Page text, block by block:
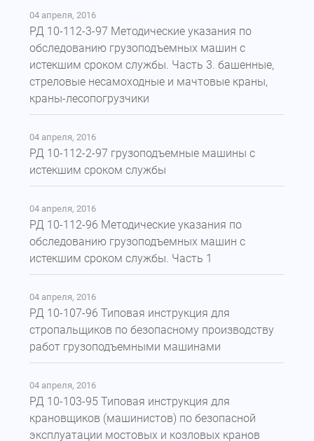
04 апреля, 2016
РД 10-112-3-97 Методические указания по
обследованию грузоподъемных машин с
истекшим сроком службы. Часть 3. башенные,
стреловые несамоходные и мачтовые краны,
краны-лесопогрузчики
04 апреля, 2016
РД 10-112-2-97 грузоподъемные машины с
истекшим сроком службы
04 апреля, 2016
РД 10-112-96 Методические указания по
обследованию грузоподъемных машин с
истекшим сроком службы. Часть 1
04 апреля, 2016
РД 10-107-96 Типовая инструкция для
стропальщиков по безопасному производству
работ грузоподъемными машинами
04 апреля, 2016
РД 10-103-95 Типовая инструкция для
крановщиков (машинистов) по безопасной
эксплуатации мостовых и козловых кранов